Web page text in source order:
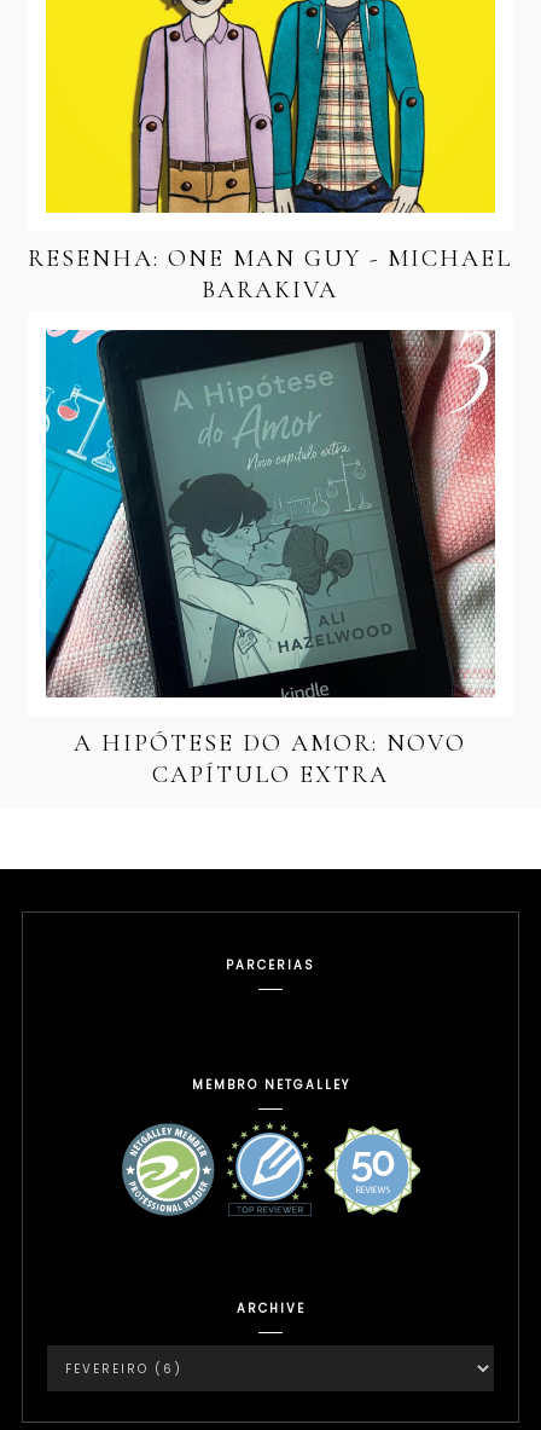
RESENHA: ONE MAN GUY - MICHAEL
BARAKIVA
A HIPÓTESE DO AMOR: NOVO
CAPÍTULO EXTRA
PARCERIAS
MEMBRO NETGALLEY
ARCHIVE